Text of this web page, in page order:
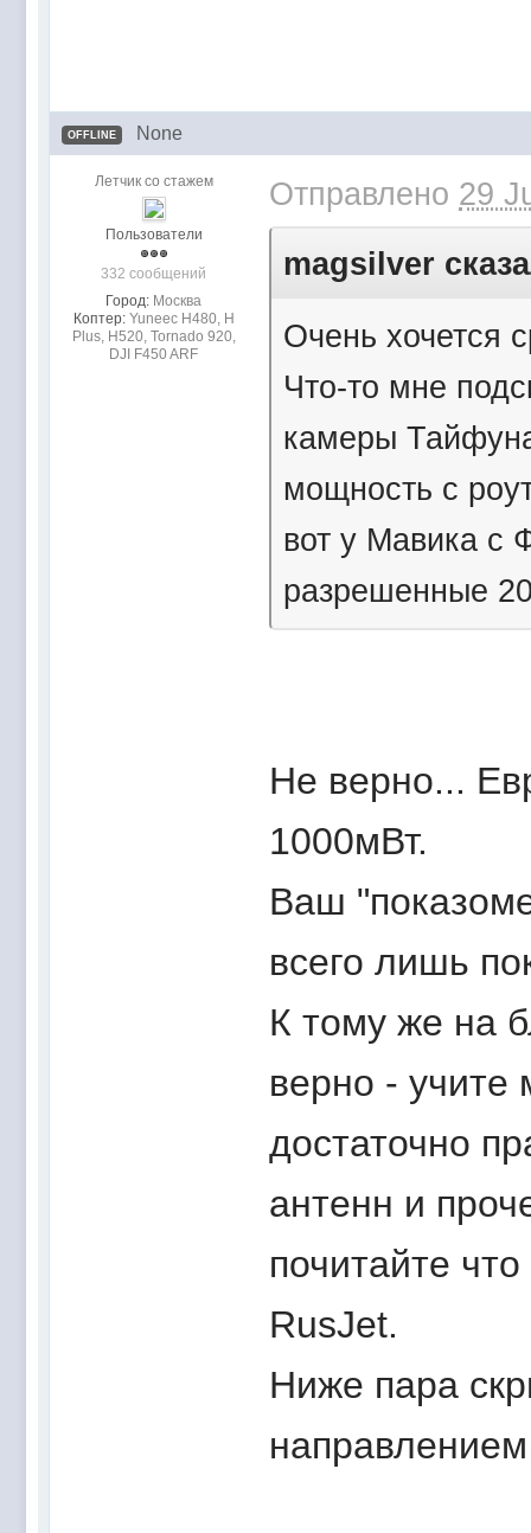
OFFLINE None
Летчик со стажем
Пользователи
332 сообщений
Город: Mocквa
Коптер: Yuneec H480, H
Plus, H520, Tornado 920,
DJI F450 ARF
Отправлено 29
magsilver
Очень хочется
Что-то мне
камеры
мощность с
вот у Мавика с
разрешенные
Не верно...
1000мВт.
Ваш
всего лишь
К тому же на
верно - учите
достаточно
антенн и
почитайте
RusJet.
Ниже пара